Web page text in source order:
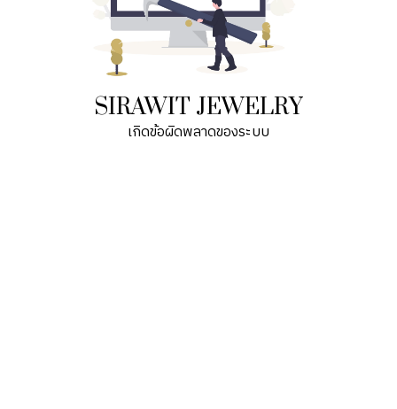
SIRAWIT JEWELRY
เกิดข้อผิดพลาดของระบบ